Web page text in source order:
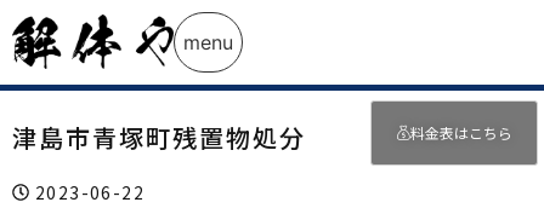
料金表はこちら
menu
津島市青塚町残置物処分
2023-06-22